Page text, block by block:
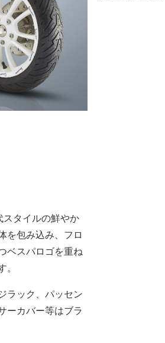
スタイルの鮮やか
を包み込み、フロ
ベスパロゴを重ね
。
ラック、パッセン
ーカバー等はブラ